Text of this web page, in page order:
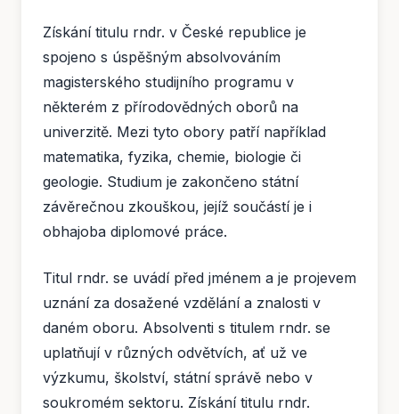
Získání titulu rndr. v České republice je
spojeno s úspěšným absolvováním
magisterského studijního programu v
některém z přírodovědných oborů na
univerzitě. Mezi tyto obory patří například
matematika, fyzika, chemie, biologie či
geologie. Studium je zakončeno státní
závěrečnou zkouškou, jejíž součástí je i
obhajoba diplomové práce.
Titul rndr. se uvádí před jménem a je projevem
uznání za dosažené vzdělání a znalosti v
daném oboru. Absolventi s titulem rndr. se
uplatňují v různých odvětvích, ať už ve
výzkumu, školství, státní správě nebo v
soukromém sektoru. Získání titulu rndr.